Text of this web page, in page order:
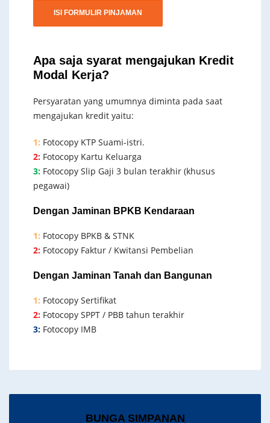
ISI FORMULIR PINJAMAN
Apa saja syarat mengajukan Kredit
Modal Kerja?
Persyaratan yang umumnya diminta pada saat
mengajukan kredit yaitu:
1: Fotocopy KTP Suami-istri.
2: Fotocopy Kartu Keluarga
3: Fotocopy Slip Gaji 3 bulan terakhir (khusus
pegawai)
Dengan Jaminan BPKB Kendaraan
1: Fotocopy BPKB & STNK
2: Fotocopy Faktur / Kwitansi Pembelian
Dengan Jaminan Tanah dan Bangunan
1: Fotocopy Sertifikat
2: Fotocopy SPPT / PBB tahun terakhir
3: Fotocopy IMB
BUNGA SIMPANAN